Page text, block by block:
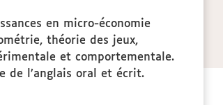
en micro-économie
théorie des jeux,
et comportementale.
de l’anglais oral et écrit.